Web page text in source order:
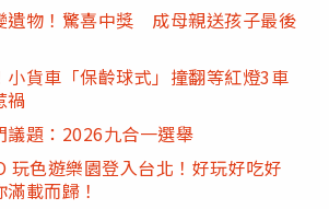
遺物！驚喜中獎 成母親送孩子最後
小貨車「保齡球式」撞翻等紅燈3車
禍
議題：2026九合一選舉
玩色遊樂園登入台北！好玩好吃好
載而歸！